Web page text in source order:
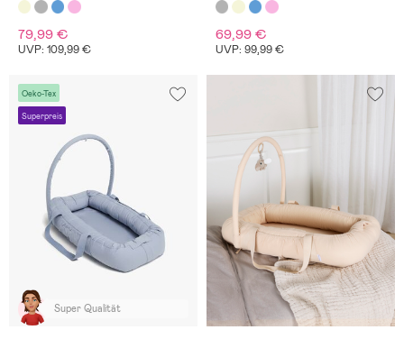
79,99 €
UVP: 109,99 €
69,99 €
UVP: 99,99 €
Oeko-Tex
Superpreis
Super Qualität